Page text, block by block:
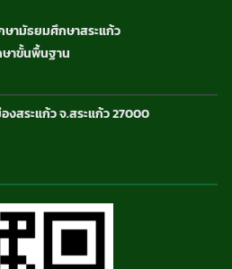
ามัธยมศึกษาสระแก้ว
าขั้นพื้นฐาน
งสระแก้ว จ.สระแก้ว 27000